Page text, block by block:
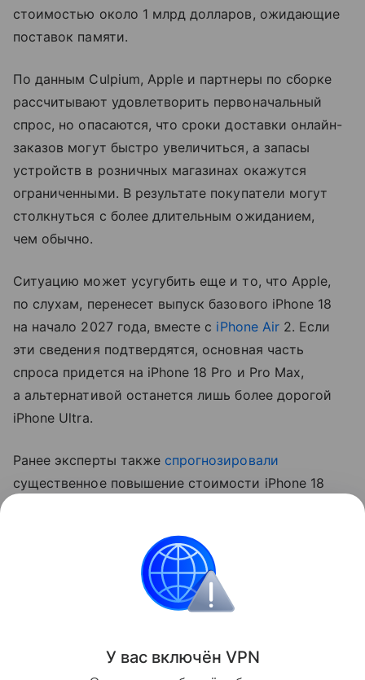
стоимостью около 1 млрд долларов, ожидающие
поставок памяти.
По данным Culpium, Apple и партнеры по сборке
рассчитывают удовлетворить первоначальный
спрос, но опасаются, что сроки доставки онлайн-
заказов могут быстро увеличиться, а запасы
устройств в розничных магазинах окажутся
ограниченными. В результате покупатели могут
столкнуться с более длительным ожиданием,
чем обычно.
Ситуацию может усугубить еще и то, что Apple,
по слухам, перенесет выпуск базового iPhone 18
на начало 2027 года, вместе с iPhone Air2. Если
эти сведения подтвердятся, основная часть
спроса придется на iPhone 18 Pro и Pro Max,
а альтернативой останется лишь более дорогой
iPhone Ultra.
Ранее эксперты также спрогнозировали
существенное повышение стоимости iPhone 18
Поделиться
У вас включён VPN